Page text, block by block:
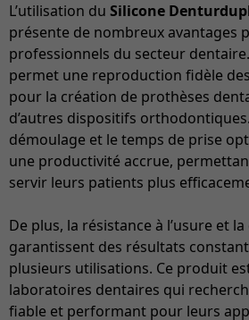
L’utilisation du Silicone
présente de nombreux avantages
professionnels du secteur
permet une reproduction fidèle
pour la création de prothèses
d’autres dispositifs
démoulage et le temps de prise
une productivité accrue,
servir leurs patients plus
De plus, la résistance à l’usure et
garantissent des résultats
plusieurs utilisations. Ce produit
laboratoires dentaires qui
fiable et performant pour leurs